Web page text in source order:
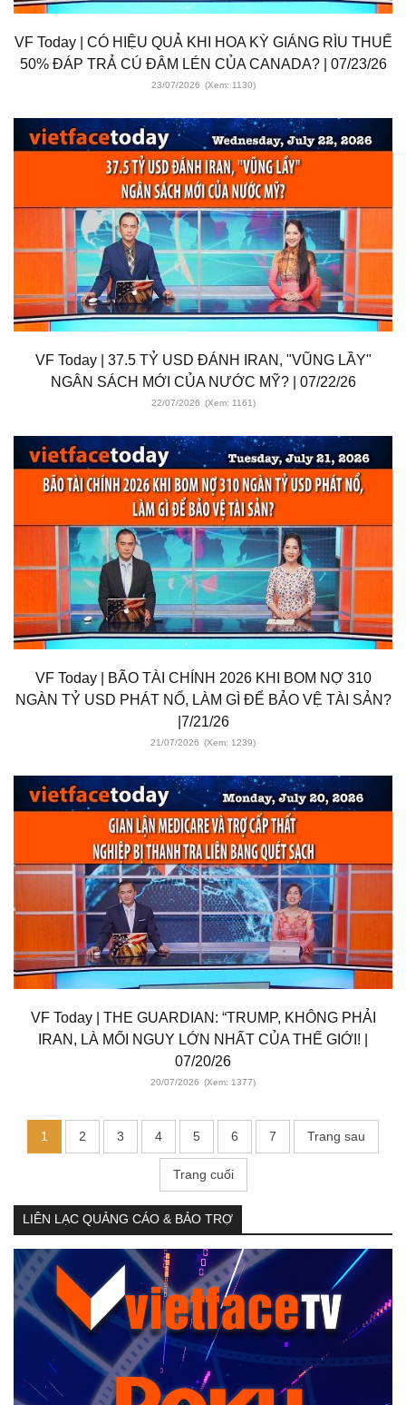
VF Today | CÓ HIỆU QUẢ KHI HOA KỲ GIÁNG RÌU THUẾ
50% ĐÁP TRẢ CÚ ĐÂM LÉN CỦA CANADA? | 07/23/26
23/07/2026 (Xem: 1130)
VF Today | 37.5 TỶ USD ĐÁNH IRAN, "VŨNG LẦY"
NGÂN SÁCH MỚI CỦA NƯỚC MỸ? | 07/22/26
22/07/2026 (Xem: 1161)
VF Today | BÃO TÀI CHÍNH 2026 KHI BOM NỢ 310
NGÀN TỶ USD PHÁT NỔ, LÀM GÌ ĐỂ BẢO VỆ TÀI SẢN?
|7/21/26
21/07/2026 (Xem: 1239)
VF Today | THE GUARDIAN: “TRUMP, KHÔNG PHẢI
IRAN, LÀ MỐI NGUY LỚN NHẤT CỦA THẾ GIỚI! |
07/20/26
20/07/2026 (Xem: 1377)
1 2 3 4 5 6 7 Trang sau
Trang cuối
LIÊN LẠC QUẢNG CÁO & BẢO TRỢ